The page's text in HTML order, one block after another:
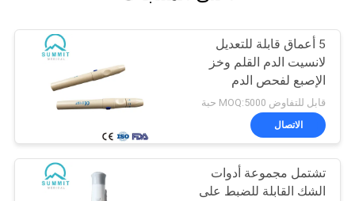
5 أعماق قابلة للتعديل
لانسيت الدم القلم وخز
الإصبع لفحص الدم
قابل للتفاوض MOQ:5000 حبة
الاتصال
تشتمل مجموعة أدوات
الشك القابلة للضبط على